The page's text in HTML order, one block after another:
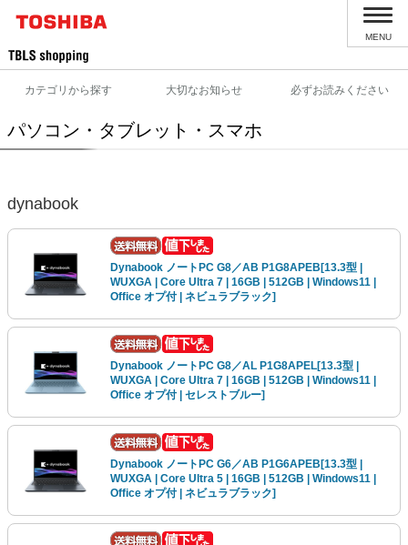
MENU
カテゴリから探す 大切なお知らせ 必ずお読みください
パソコン・タブレット・スマホ
dynabook
Dynabook ノートPC G8／AB P1G8APEB[13.3型 |
WUXGA | Core Ultra 7 | 16GB | 512GB | Windows11 |
Office オプ付 | ネビュラブラック]
Dynabook ノートPC G8／AL P1G8APEL[13.3型 |
WUXGA | Core Ultra 7 | 16GB | 512GB | Windows11 |
Office オプ付 | セレストブルー]
Dynabook ノートPC G6／AB P1G6APEB[13.3型 |
WUXGA | Core Ultra 5 | 16GB | 512GB | Windows11 |
Office オプ付 | ネビュラブラック]